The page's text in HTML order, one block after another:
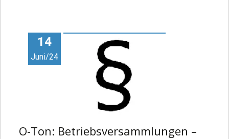
Video14
Juni/24
O-Ton: Betriebsversammlungen –